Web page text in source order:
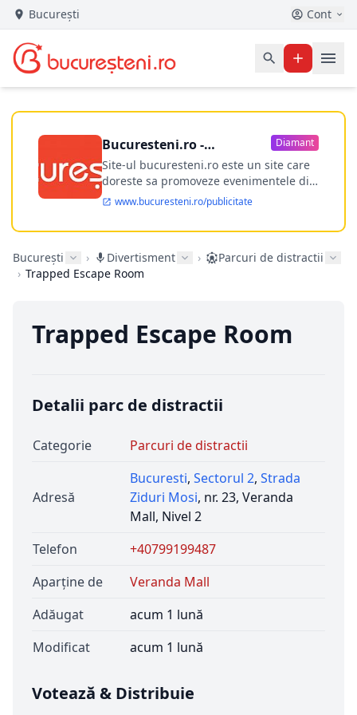
București Cont
Bucuresteni.ro -
publicitate online
Diamant
Site-ul bucuresteni.ro este un site care
doreste sa promoveze evenimentele din
Bucuresti si nu numai, sa puna la
dispozitia utilizatorului cea mai
performanta harta electronica a
ofere posibilitatea firmel...
www.bucuresteni.ro/publicitate
București › Divertisment ›
Parcuri de distractii
› Trapped Escape Room
Trapped Escape Room
Detalii parc de distractii
Categorie Parcuri de distractii
Adresă
Bucuresti, Sectorul 2, Strada
Ziduri Mosi, nr. 23, Veranda
Mall, Nivel 2
Telefon
+40799199487
Aparține de
Veranda Mall
Adăugat
acum 1 lună
Modificat
acum 1 lună
Votează & Distribuie